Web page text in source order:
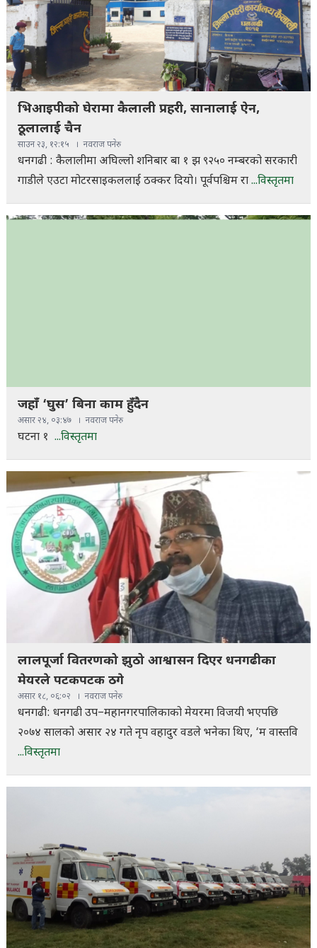
भिआइपीको घेरामा कैलाली प्रहरी, सानालाई ऐन,
ठूलालाई चैन
साउन २३, १२:१५ नवराज पनेरु
धनगढी : कैलालीमा अघिल्लो शनिबार बा १ झ ९२५० नम्बरको सरकारी
गाडीले एउटा मोटरसाइकललाई ठक्कर दियो। पूर्वपश्चिम रा...विस्तृतमा
जहाँ ‘घुस’ बिना काम हुँदैन
असार २४, ०३:४७ नवराज पनेरु
घटना १ ...विस्तृतमा
लालपूर्जा वितरणको झुठो आश्वासन दिएर धनगढीका
मेयरले पटकपटक ठगे
असार १८, ०६:०२ नवराज पनेरु
धनगढी: धनगढी उप–महानगरपालिकाको मेयरमा विजयी भएपछि
२०७४ सालको असार २४ गते नृप वहादुर वडले भनेका थिए, ‘म वास्तवि
...विस्तृतमा